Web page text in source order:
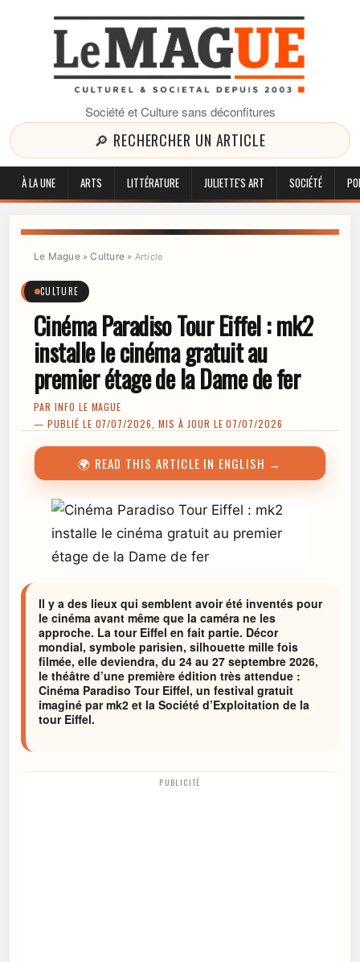
Société et Culture sans déconfitures
🔎 RECHERCHER UN ARTICLE
À LA UNE ARTS LITTÉRATURE JULIETTE'S ART SOCIÉTÉ
Le Mague»Culture» Article
CULTURE
Cinéma Paradiso Tour Eiffel : mk2
installe le cinéma gratuit au
premier étage de la Dame de fer
PAR INFO LE MAGUE
— PUBLIÉ LE 07/07/2026, MIS À JOUR LE 07/07/2026
🌍 READ THIS ARTICLE IN ENGLISH →
Il y a des lieux qui semblent avoir été inventés pour
le cinéma avant même que la caméra ne les
approche. La tour Eiffel en fait partie. Décor
mondial, symbole parisien, silhouette mille fois
filmée, elle deviendra, du 24 au 27 septembre 2026,
le théâtre d’une première édition très attendue :
Cinéma Paradiso Tour Eiffel, un festival gratuit
imaginé par mk2 et la Société d’Exploitation de la
tour Eiffel.
PUBLICITÉ